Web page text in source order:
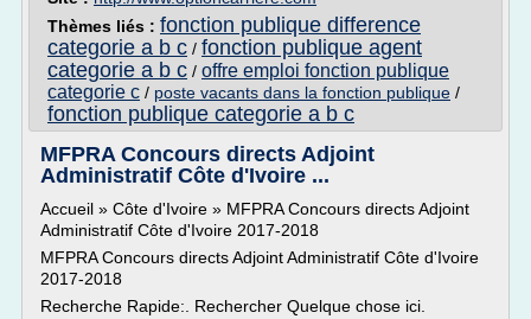
Thèmes liés : fonction publique difference
categorie a b c / fonction publique agent
categorie a b c / offre emploi fonction publique
categorie c / poste vacants dans la fonction publique /
fonction publique categorie a b c
MFPRA Concours directs Adjoint
Administratif Côte d'Ivoire ...
Accueil » Côte d'Ivoire » MFPRA Concours directs Adjoint
Administratif Côte d'Ivoire 2017-2018
MFPRA Concours directs Adjoint Administratif Côte d'Ivoire
2017-2018
Recherche Rapide:. Rechercher Quelque chose ici.